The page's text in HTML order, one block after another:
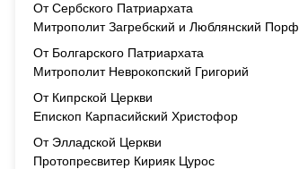
От Сербского Патриархата
Митрополит Загребский и Люблянский
От Болгарского Патриархата
Митрополит Неврокопский Григорий
От Кипрской Церкви
Епископ Карпасийский Христофор
От Элладской Церкви
Протопресвитер Кирияк Цурос